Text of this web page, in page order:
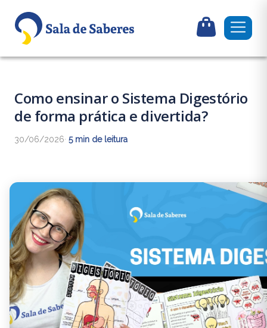
Como ensinar o Sistema Digestório
de forma prática e divertida?
30/06/2026· 5 min de leitura